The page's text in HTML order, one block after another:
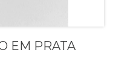
EM PRATA